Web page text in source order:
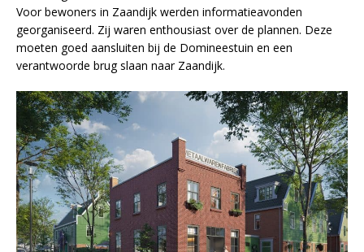
Voor bewoners in Zaandijk werden informatieavonden
georganiseerd. Zij waren enthousiast over de plannen. Deze
moeten goed aansluiten bij de Domineestuin en een
verantwoorde brug slaan naar Zaandijk.